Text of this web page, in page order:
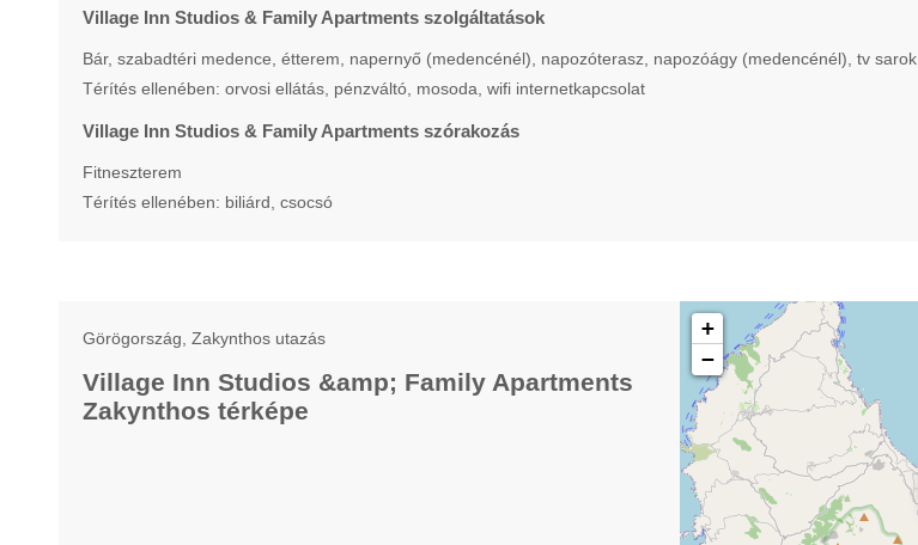
Village Inn Studios & Family Apartments szolgáltatások
Bár, szabadtéri medence, étterem, napernyő (medencénél), napozóterasz, napozóágy (medencénél), tv sarok
Térítés ellenében: orvosi ellátás, pénzváltó, mosoda, wifi internetkapcsolat
Village Inn Studios & Family Apartments szórakozás
Fitneszterem
Térítés ellenében: biliárd, csocsó
Görögország, Zakynthos utazás
Village Inn Studios &amp; Family Apartments
Zakynthos térképe
+
−